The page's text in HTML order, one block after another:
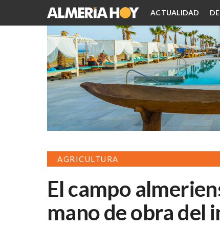
ACTUALIDAD
AGRICULTURA
El campo
mano de obra del